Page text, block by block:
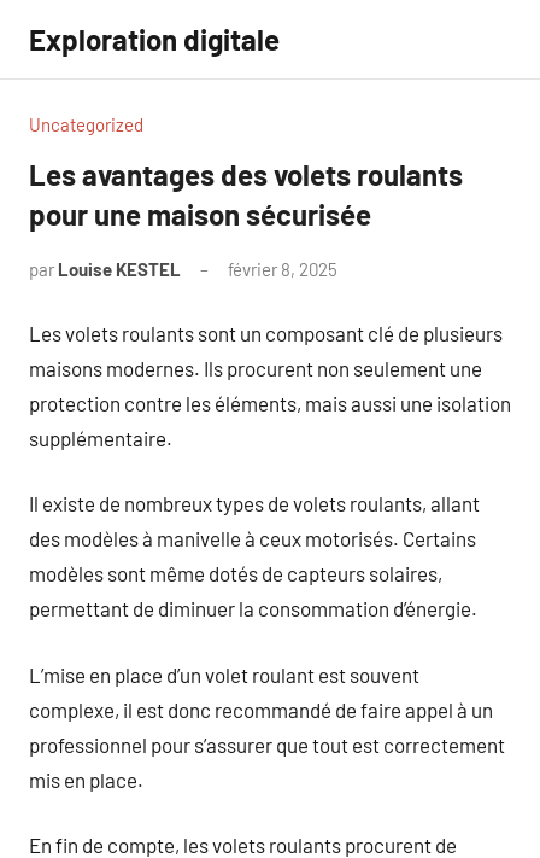
contenu
Exploration digitale
Uncategorized
Les avantages des volets roulants
pour une maison sécurisée
par Louise KESTEL février 8, 2025
Les volets roulants sont un composant clé de plusieurs
maisons modernes. Ils procurent non seulement une
protection contre les éléments, mais aussi une isolation
supplémentaire.
Il existe de nombreux types de volets roulants, allant
des modèles à manivelle à ceux motorisés. Certains
modèles sont même dotés de capteurs solaires,
permettant de diminuer la consommation d’énergie.
L’mise en place d’un volet roulant est souvent
complexe, il est donc recommandé de faire appel à un
professionnel pour s’assurer que tout est correctement
mis en place.
En fin de compte, les volets roulants procurent de